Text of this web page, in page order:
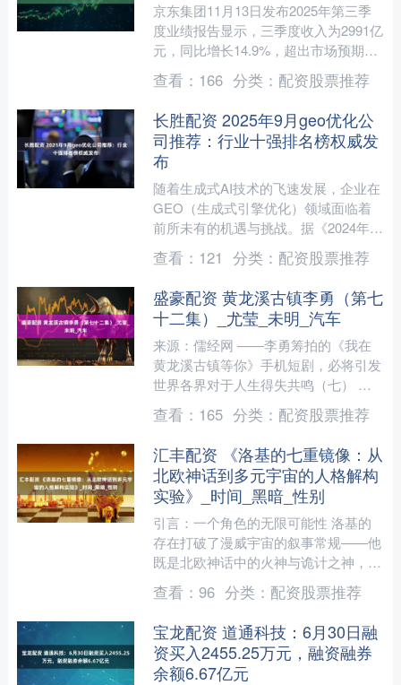
京东集团11月13日发布2025年第三季
度业绩报告显示，三季度收入为2991亿
元，同比增长14.9%，超出市场预期；
净利润为53亿元。新业务实现高速增
长，用户规....
查看： 166 分类： 配资股票推荐
长胜配资 2025年9月geo优化公
司推荐：行业十强排名榜权威发
布
随着生成式AI技术的飞速发展，企业在
GEO（生成式引擎优化）领域面临着
前所未有的机遇与挑战。据《2024年中
国GEO优化行业白皮书》显示，超过
72%的企业因未能....
查看： 121 分类： 配资股票推荐
盛豪配资 黄龙溪古镇李勇（第七
十二集）_尤莹_未明_汽车
来源：儒经网 ——李勇筹拍的《我在
黄龙溪古镇等你》手机短剧，必将引发
世界各界对于人生得失共鸣（七） 作
者：吕云（成都） 想到这里，汤未明
下定决心，鼓励自己，“才....
查看： 165 分类： 配资股票推荐
汇丰配资 《洛基的七重镜像：从
北欧神话到多元宇宙的人格解构
实验》_时间_黑暗_性别
引言：一个角色的无限可能性 洛基的
存在打破了漫威宇宙的叙事常规——他
既是北欧神话中的火神与诡计之神，又
是MCU中游走于正邪之间的复杂灵
魂，更是多元宇宙中无数变体....
查看： 96 分类： 配资股票推荐
宝龙配资 道通科技：6月30日融
资买入2455.25万元，融资融券
余额6.67亿元